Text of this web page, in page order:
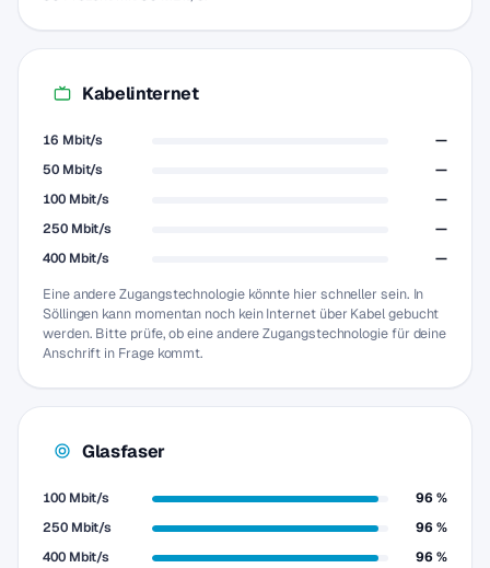
Kabelinternet
16 Mbit/s
—
50 Mbit/s
—
100 Mbit/s
—
250 Mbit/s
—
400 Mbit/s
—
Eine andere Zugangstechnologie könnte hier schneller sein. In
Söllingen kann momentan noch kein Internet über Kabel gebucht
werden. Bitte prüfe, ob eine andere Zugangstechnologie für deine
Anschrift in Frage kommt.
Glasfaser
100 Mbit/s
96 %
250 Mbit/s
96 %
400 Mbit/s
96 %